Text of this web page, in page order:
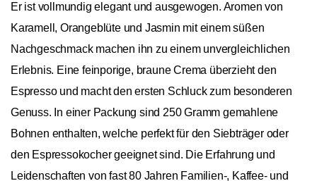
Er ist vollmundig elegant und ausgewogen. Aromen von
Karamell, Orangeblüte und Jasmin mit einem süßen
Nachgeschmack machen ihn zu einem unvergleichlichen
Erlebnis. Eine feinporige, braune Crema überzieht den
Espresso und macht den ersten Schluck zum besonderen
Genuss. In einer Packung sind 250 Gramm gemahlene
Bohnen enthalten, welche perfekt für den Siebträger oder
den Espressokocher geeignet sind. Die Erfahrung und
Leidenschaften von fast 80 Jahren Familien-, Kaffee- und